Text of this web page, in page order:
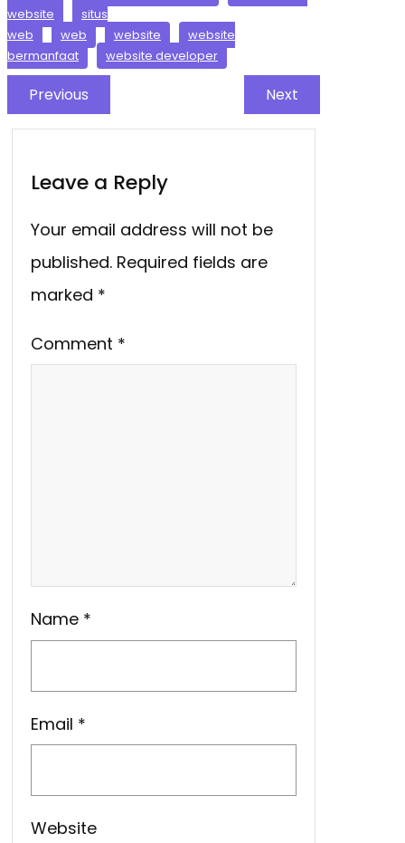
website
situs
web
web website
website
bermanfaat
website developer
Previous Next
Leave a Reply
Your email address will not be
published. Required fields are
marked *
Comment *
Name *
Email *
Website